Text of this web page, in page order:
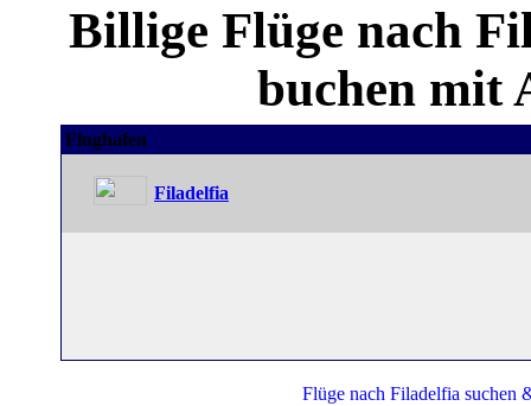
Billige Flüge nach
buchen mit
Flughafen
Filadelfia